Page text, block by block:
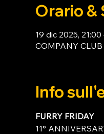
Orario &
19 dic 2025,
COMPANY
Info
FURRY FRIDAY
11°